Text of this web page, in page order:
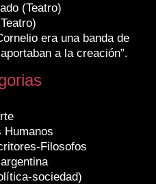
(Teatro)
era una banda de
a la creación”.
Humanos
Filosofos
sociedad)